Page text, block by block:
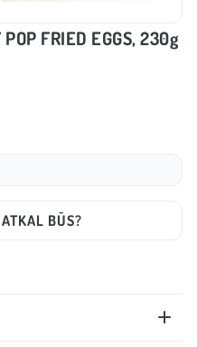
FRIED EGGS, 230g
BŪS?